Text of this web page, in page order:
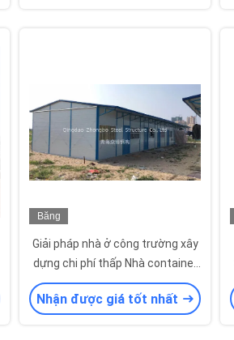
Băng
Giải pháp nhà ở công trường xây
dựng chi phí thấp Nhà container
20FT cho khu lao động
Nhận được giá tốt nhất